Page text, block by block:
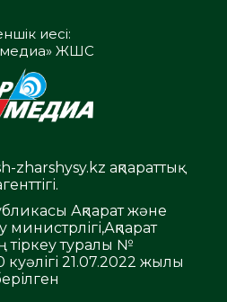
иесі:
ЖШС
ақпараттық
Ақпарат және
тіркеу туралы №
куәлігі 21.07.2022 жылы